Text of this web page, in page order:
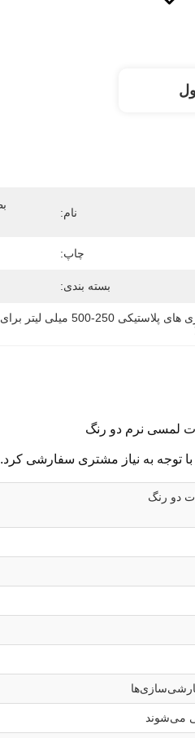
نام:
چاپ:
بسته بندی:
250-500 میلی لیتر برای مراقبت از پوست
توجه به نیاز مشتری سفارشی کرد.
می‌شوند